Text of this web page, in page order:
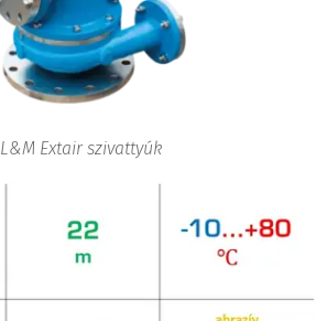
L&M Extair szivattyúk